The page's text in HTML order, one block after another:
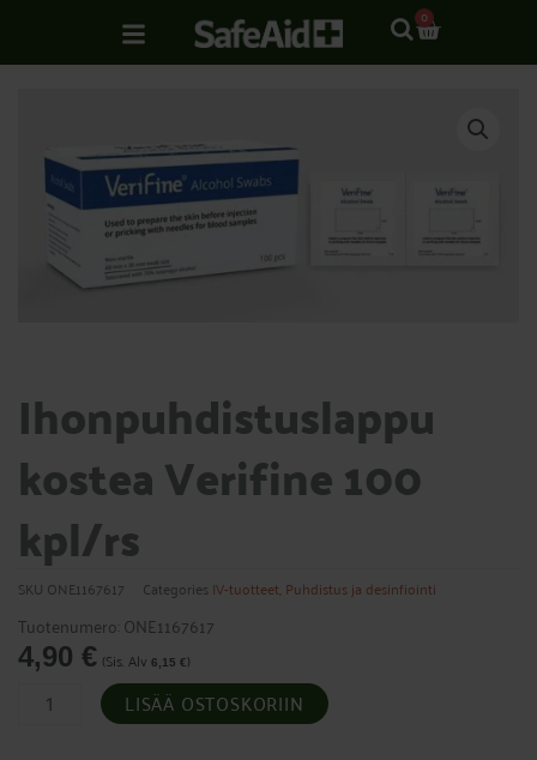
0
CART
Ihonpuhdistuslappu
kostea Verifine 100
kpl/rs
SKU ONE1167617 Categories IV-tuotteet Puhdistus ja desinfiointi
Tuotenumero: ONE1167617
4,90 € (Sis. Alv 6,15 €)
Ihonpuhdistuslappu
kostea LISÄÄ OSTOSKORIIN